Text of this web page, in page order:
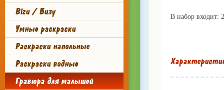
Bizu / Бизу
Умные раскраски
Раскраски напольные
Раскраски водные
Гравюра для малышей
В набор входит: